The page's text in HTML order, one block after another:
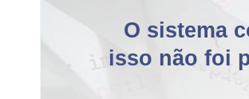
O sistema
isso não foi